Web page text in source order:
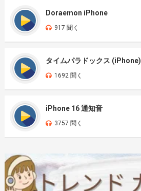
Doraemon iPhone
917 聞く
タイムパラドックス (iPhone)
1692 聞く
iPhone 16 通知音
3757 聞く